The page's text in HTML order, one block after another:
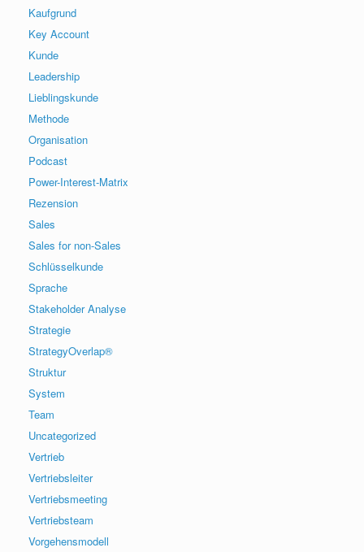
Kaufgrund
Key Account
Kunde
Leadership
Lieblingskunde
Methode
Organisation
Podcast
Power-Interest-Matrix
Rezension
Sales
Sales for non-Sales
Schlüsselkunde
Sprache
Stakeholder Analyse
Strategie
StrategyOverlap®
Struktur
System
Team
Uncategorized
Vertrieb
Vertriebsleiter
Vertriebsmeeting
Vertriebsteam
Vorgehensmodell